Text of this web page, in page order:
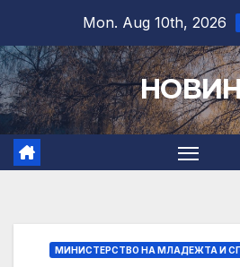
content
Mon. Aug 10th, 2026
МИНИСТЕРСТВО НА МЛАДЕЖТА И